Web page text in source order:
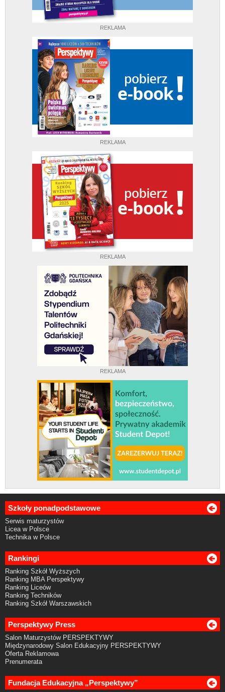
REKLAMA
REKLAMA
REKLAMA
REKLAMA
Szkoły ponadpodstawowe
Serwis maturzystów
Licea w Polsce
Technika w Polsce
Rankingi
Ranking Szkół Wyższych
Ranking MBA Perspektywy
Ranking Liceów
Ranking Techników
Ranking Szkół Warszawskich
Perspektywy Press
Salon Maturzystów PERSPEKTYWY
Międzynarodowy Salon Edukacyjny PERSPEKTYWY
Oferta Reklamowa
Prenumerata
Fundacja Edukacyjna „Perspektywy”